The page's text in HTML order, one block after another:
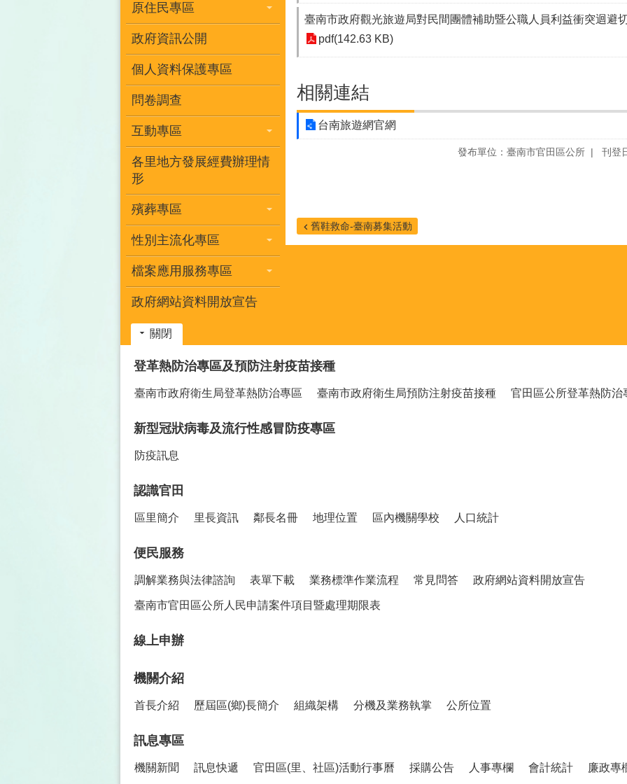
原住民專區
政府資訊公開
個人資料保護專區
問卷調查
互動專區
各里地方發展經費辦理情
形
殯葬專區
性別主流化專區
檔案應用服務專區
政府網站資料開放宣告
臺南市政府觀光旅遊局對民間團體補助暨公職人員利益衝突迴避
pdf(142.63 KB)
相關連結
台南旅遊網官網
發布單位：臺南市官田區公所 刊登
舊鞋救命-臺南募集活動
關閉
登革熱防治專區及預防注射疫苗接種
臺南市政府衛生局登革熱防治專區 臺南市政府衛生局預防注射疫苗接種 官田區公所登革熱防治
新型冠狀病毒及流行性感冒防疫專區
防疫訊息
認識官田
區里簡介 里長資訊 鄰長名冊 地理位置 區內機關學校 人口統計
便民服務
調解業務與法律諮詢 表單下載 業務標準作業流程 常見問答 政府網站資料開放宣告
臺南市官田區公所人民申請案件項目暨處理期限表
線上申辦
機關介紹
首長介紹 歷屆區(鄉)長簡介 組織架構 分機及業務執掌 公所位置
訊息專區
機關新聞 訊息快遞 官田區(里、社區)活動行事曆 採購公告 人事專欄 會計統計 廉政專